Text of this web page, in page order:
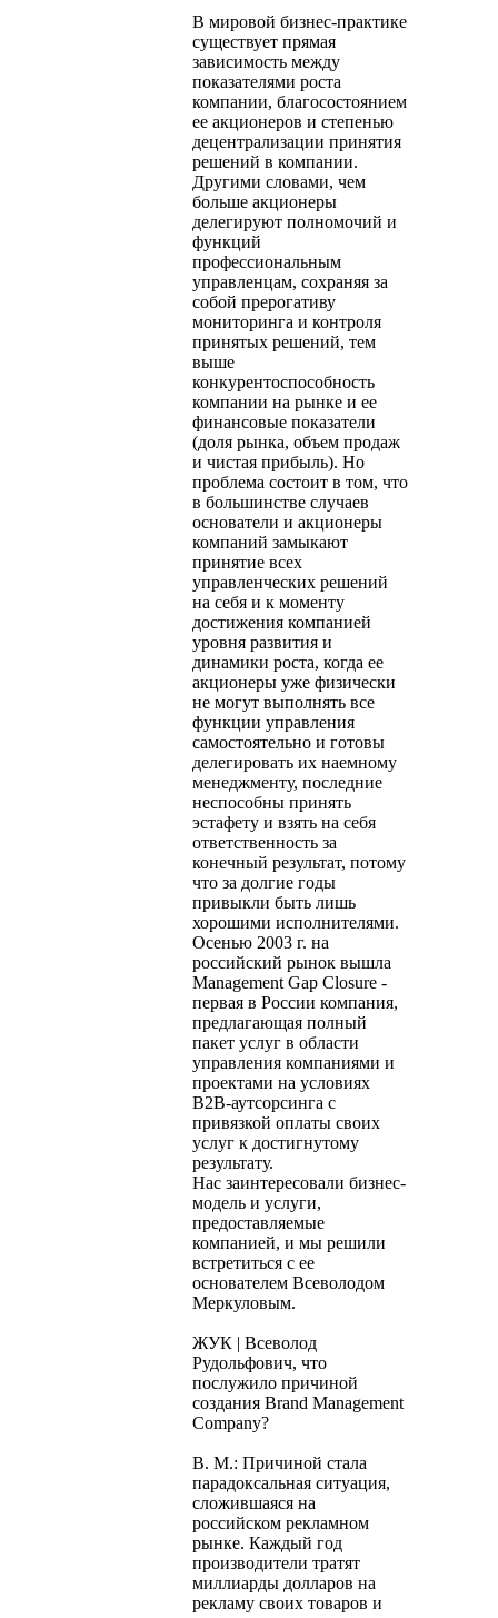
В мировой бизнес-практике
существует прямая
зависимость между
показателями роста
компании, благосостоянием
ее акционеров и степенью
децентрализации принятия
решений в компании.
Другими словами, чем
больше акционеры
делегируют полномочий и
функций
профессиональным
управленцам, сохраняя за
собой прерогативу
мониторинга и контроля
принятых решений, тем
выше
конкурентоспособность
компании на рынке и ее
финансовые показатели
(доля рынка, объем продаж
и чистая прибыль). Но
проблема состоит в том, что
в большинстве случаев
основатели и акционеры
компаний замыкают
принятие всех
управленческих решений
на себя и к моменту
достижения компанией
уровня развития и
динамики роста, когда ее
акционеры уже физически
не могут выполнять все
функции управления
самостоятельно и готовы
делегировать их наемному
менеджменту, последние
неспособны принять
эстафету и взять на себя
ответственность за
конечный результат, потому
что за долгие годы
привыкли быть лишь
хорошими исполнителями.
Осенью 2003 г. на
российский рынок вышла
Management Gap Closure -
первая в России компания,
предлагающая полный
пакет услуг в области
управления компаниями и
проектами на условиях
B2B-аутсорсинга с
привязкой оплаты своих
услуг к достигнутому
результату.
Нас заинтересовали бизнес-
модель и услуги,
предоставляемые
компанией, и мы решили
встретиться с ее
основателем Всеволодом
Меркуловым.
ЖУК | Всеволод
Рудольфович, что
послужило причиной
создания Brand Management
Company?
В. М.: Причиной стала
парадоксальная ситуация,
сложившаяся на
российском рекламном
рынке. Каждый год
производители тратят
миллиарды долларов на
рекламу своих товаров и